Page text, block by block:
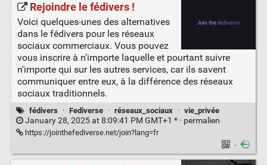
Rejoindre le fédivers !
Voici quelques-unes des alternatives
dans le fédivers pour les réseaux
sociaux commerciaux. Vous pouvez
vous inscrire à n'importe laquelle et pourtant suivre
n'importe qui sur les autres services, car ils savent
communiquer entre eux, à la différence des réseaux
sociaux traditionnels.
fédivers · Fediverse · réseaux_sociaux · vie_privée
January 28, 2025 at 8:09:41 PM GMT+1 * · permalien
https://jointhefediverse.net/join?lang=fr
·